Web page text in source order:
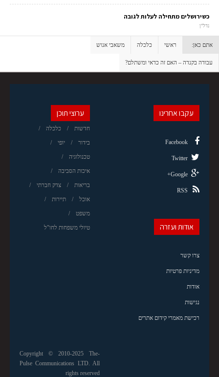
כשירושלים מתחילה לעלות לגובה
נדל"ן
אתם כאן: ראשי כלכלה משאבי אנוש
עבודה בקנדה – האם זה כדאי ומשתלם?
ערוצי תוכן
חדשות כלכלה
בידור יופי
טכנולוגיה
איכות הסביבה
בריאות צדק חברתי
אוכל תיירות
משפט
טיולי משפחות לחו"ל
עקבו אחרינו
Facebook
Twitter
Google+
RSS
אודות ועזרה
צרו קשר
מדיניות פרטיות
אודות
נגישות
רכישת מאמרי קידום אתרים
Copyright © 2010-2025 The-
Pulse Communications LTD. All
rights reserved